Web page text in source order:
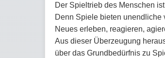
Der Spieltrieb des Menschen
Denn Spiele bieten
Neues erleben, reagieren,
Aus dieser Überzeugung
über das Grundbedürfnis zu